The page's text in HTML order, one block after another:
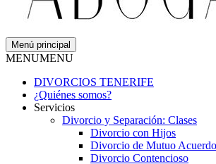
Menú principal
MENUMENU
DIVORCIOS TENERIFE
¿Quiénes somos?
Servicios
Divorcio y Separación: Clases
Divorcio con Hijos
Divorcio de Mutuo Acuerdo
Divorcio Contencioso